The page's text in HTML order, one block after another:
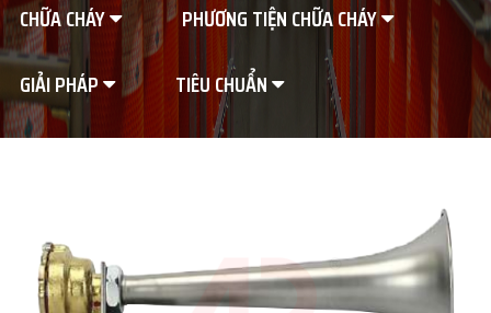
CHỮA CHÁY
PHƯƠNG TIỆN CHỮA CHÁY
GIẢI PHÁP
TIÊU CHUẨN